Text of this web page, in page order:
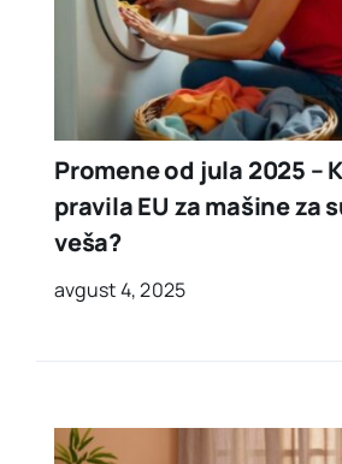
Promene od jula 2025 –
pravila EU za mašine za
veša?
avgust 4, 2025